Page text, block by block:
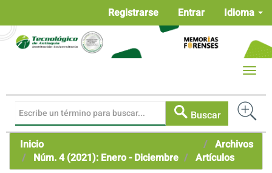
Contenido
principal
Idioma
Registrarse Entrar
Buscar
Toggle
Inicio
Archivos
Núm. 4 (2021): Enero - Diciembre
Artículos